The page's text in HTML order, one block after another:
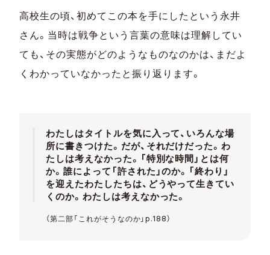
高校生の頃、初めてこの本を手にしたという永井
さん。当時は戦争という言葉の意味は理解してい
ても、その実態がどのようなものなのかは、まだよ
くわかっていなかったと振り返ります。
わたしはタイトルを気に入って、いろんな場
所に書きつけた。だが、それだけだった。わ
たしは考えなかった。「特別な時間」とは何
か。誰によって「許された」のか。「終わり」
を迎えたわたしたちは、どうやって生きてい
くのか。わたしは考えなかった。
（第二部「これがそうなのか」p.188）